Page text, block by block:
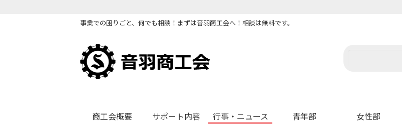
事業での困りごと、何でも相談！まずは音羽商工会へ！相談は無料です。
商工会概要 サポート内容 行事・ニュース 青年部 女性部